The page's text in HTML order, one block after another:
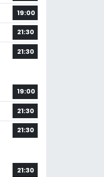
19:00
21:30
21:30
19:00
21:30
21:30
21:30